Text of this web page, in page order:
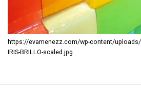
https://evamenezz.com/wp-content/uploads/
IRIS-BRILLO-scaled.jpg